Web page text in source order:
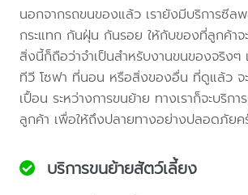
นอกจากรถขนของแล้ว เรายังมีบริการซีล
กระแทก กันฝุ่น กันรอย ให้กับของที่ลูกค้า
สิ่งนี้ก็ถือว่าจำเป็นสำหรับงานขนของจริงๆ
ทีวี โซฟา ที่นอน หรือสิ่งของอื่น ที่ดูแล้ว จะ
เปื้อน ระหว่างการขนย้าย ทางเราก็จะบริก
ลูกค้า เพื่อให้ถึงปลายทางอย่างปลอดภัยค
บริการขนย้ายสัตว์เลี้ยง